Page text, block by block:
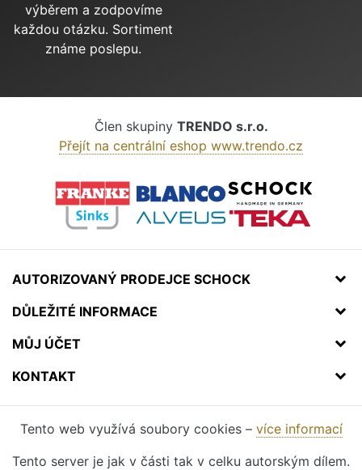
výběrem a zodpovíme
každou otázku. Sortiment
známe poslepu.
Člen skupiny TRENDO s.r.o.
Přejít na centrální eshop www.trendo.cz
AUTORIZOVANÝ PRODEJCE SCHOCK
DŮLEŽITÉ INFORMACE
MŮJ ÚČET
KONTAKT
Tento web využívá soubory cookies – více informací
Tento server je jak v části tak v celku autorským dílem.